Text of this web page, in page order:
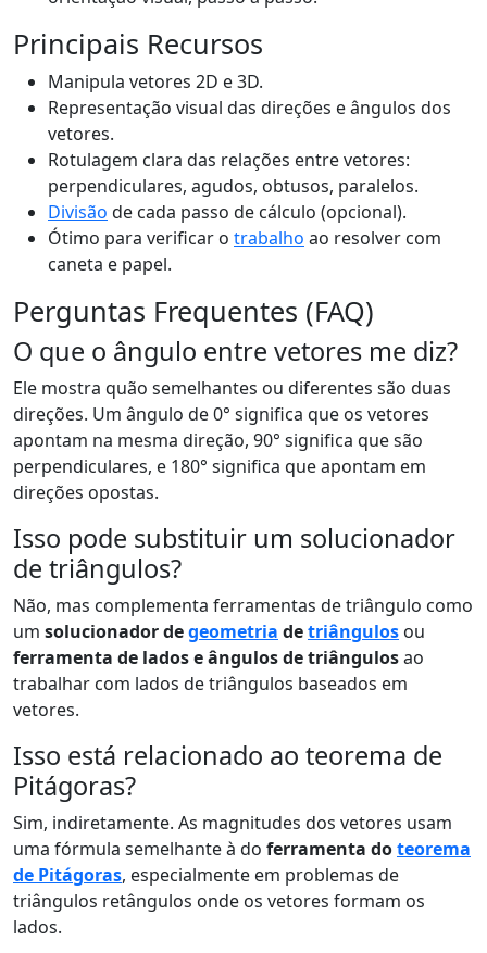
Principais Recursos
Manipula vetores 2D e 3D.
Representação visual das direções e ângulos dos
vetores.
Rotulagem clara das relações entre vetores:
perpendiculares, agudos, obtusos, paralelos.
Divisão de cada passo de cálculo (opcional).
Ótimo para verificar o trabalho ao resolver com
caneta e papel.
Perguntas Frequentes (FAQ)
O que o ângulo entre vetores me diz?
Ele mostra quão semelhantes ou diferentes são duas
direções. Um ângulo de 0° significa que os vetores
apontam na mesma direção, 90° significa que são
perpendiculares, e 180° significa que apontam em
direções opostas.
Isso pode substituir um solucionador
de triângulos?
Não, mas complementa ferramentas de triângulo como
um solucionador degeometria detriângulos ou
ferramenta de lados e ângulos de triângulosao
trabalhar com lados de triângulos baseados em
vetores.
Isso está relacionado ao teorema de
Pitágoras?
Sim, indiretamente. As magnitudes dos vetores usam
uma fórmula semelhante à do ferramenta doteorema
de Pitágoras, especialmente em problemas de
triângulos retângulos onde os vetores formam os
lados.